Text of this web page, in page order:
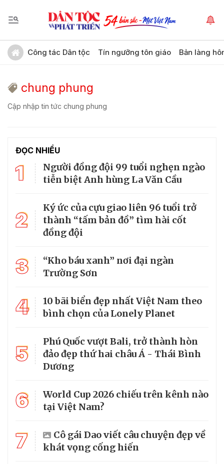
Công tác Dân tộc Tín ngưỡng tôn giáo Bản làng
chung phung
Cập nhập tin tức chung phung
ĐỌC NHIỀU
1
Người đồng đội 99 tuổi nghẹn ngào
tiễn biệt Anh hùng La Văn Cầu
2
Ký ức của cựu giao liên 96 tuổi trở
thành “tấm bản đồ” tìm hài cốt
đồng đội
3
“Kho báu xanh” nơi đại ngàn
Trường Sơn
4
10 bãi biển đẹp nhất Việt Nam theo
bình chọn của Lonely Planet
5
Phú Quốc vượt Bali, trở thành hòn
đảo đẹp thứ hai châu Á - Thái Bình
Dương
6
World Cup 2026 chiếu trên kênh nào
tại Việt Nam?
7
Cô gái Dao viết câu chuyện đẹp về
khát vọng cống hiến